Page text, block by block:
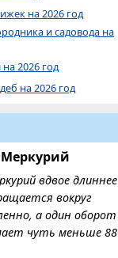
на 2026 год
и садовода на
2026 год
на 2026 год
Меркурий
вдвое длиннее
вокруг
а один оборот
чуть меньше 88